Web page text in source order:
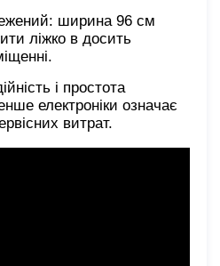
ширина 96 см
ліжко в досить
і простота
електроніки означає
витрат.